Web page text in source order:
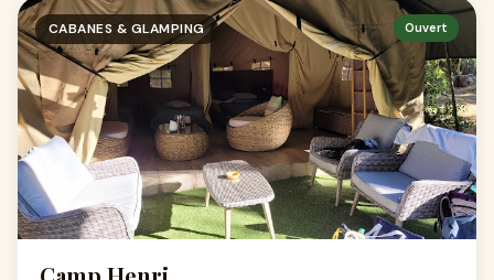
CABANES & GLAMPING Ouvert